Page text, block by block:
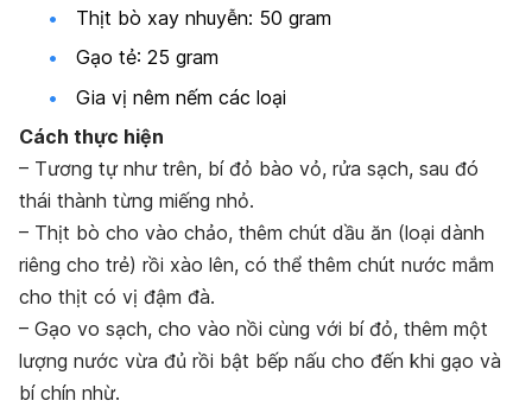
Thịt bò xay nhuyễn: 50 gram
Gạo tẻ: 25 gram
Gia vị nêm nếm các loại
Cách thực hiện
– Tương tự như trên, bí đỏ bào vỏ, rửa sạch, sau đó
thái thành từng miếng nhỏ.
– Thịt bò cho vào chảo, thêm chút dầu ăn (loại dành
riêng cho trẻ) rồi xào lên, có thể thêm chút nước mắm
cho thịt có vị đậm đà.
– Gạo vo sạch, cho vào nồi cùng với bí đỏ, thêm một
lượng nước vừa đủ rồi bật bếp nấu cho đến khi gạo và
bí chín nhừ.